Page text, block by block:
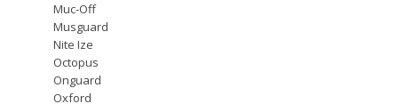
Muc-Off
Musguard
Nite Ize
Octopus
Onguard
Oxford